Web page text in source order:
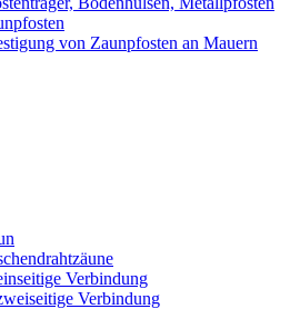
von Zaunpfosten an Mauern
Verbindung
Verbindung